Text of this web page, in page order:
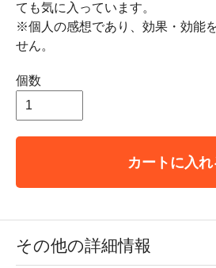
ても気に入っています。
※個人の感想であり、効果・効能
せん。
個数
カートに入れ
その他の詳細情報